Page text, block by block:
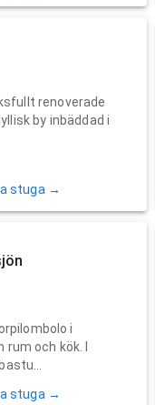
renoverade
by inbäddad i
stuga →
i
och kök. I
stuga →